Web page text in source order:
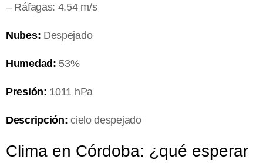
– Ráfagas: 4.54 m/s
Nubes: Despejado
Humedad: 53%
Presión: 1011 hPa
Descripción: cielo despejado
Clima en Córdoba: ¿qué esperar